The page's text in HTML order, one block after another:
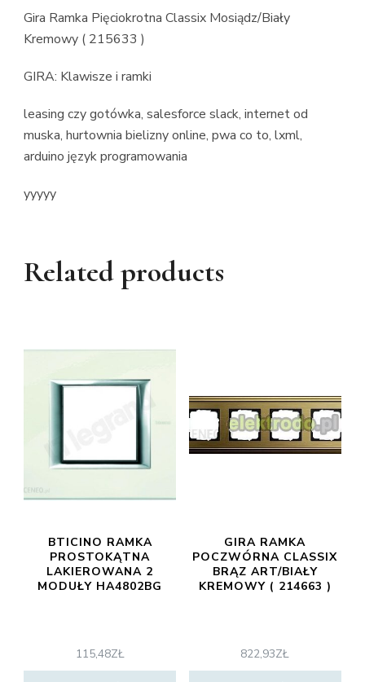
Gira Ramka Pięciokrotna Classix Mosiądz/Biały
Kremowy ( 215633 )
GIRA: Klawisze i ramki
leasing czy gotówka, salesforce slack, internet od
muska, hurtownia bielizny online, pwa co to, lxml,
arduino język programowania
yyyyy
Related products
BTICINO RAMKA
PROSTOKĄTNA
LAKIEROWANA 2
MODUŁY HA4802BG
115,48ZŁ
GIRA RAMKA
POCZWÓRNA CLASSIX
BRĄZ ART/BIAŁY
KREMOWY ( 214663 )
822,93ZŁ